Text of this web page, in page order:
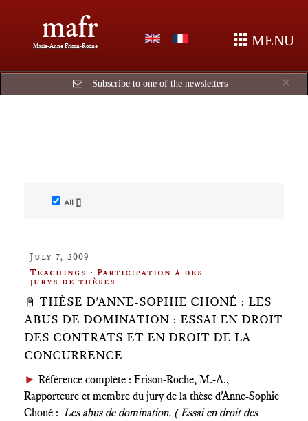
mafr
Marie-Anne Frison-Roche MENU
×
Subscribe to one of the newsletters
All []
July 7, 2009
Teachings : Participation à des
jurys de thèses
📓 THÈSE D'ANNE-SOPHIE CHONÉ : LES
ABUS DE DOMINATION : ESSAI EN DROIT
DES CONTRATS ET EN DROIT DE LA
CONCURRENCE
► Référence complète : Frison-Roche, M.-A.,
Rapporteure et membre du jury de la thèse d'Anne-Sophie
Choné : Les abus de domination. ( Essai en droit des